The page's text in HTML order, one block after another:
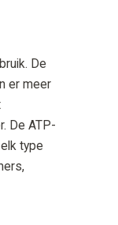
De
er meer
De ATP-
type